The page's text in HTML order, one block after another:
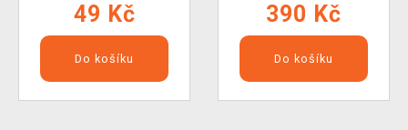
49 Kč
Do košíku
390 Kč
Do košíku